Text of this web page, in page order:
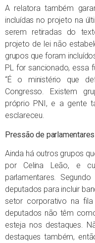
A relatora também
incluídas no projeto na
serem retiradas do
projeto de lei não
grupos que foram
PL for sancionado, essa
“É o ministério que
Congresso. Existem
próprio PNI, e a gente
esclareceu.
Pressão de parlamentares
Ainda há outros grupos
por Celina Leão, e
parlamentares.
deputados para incluir
setor corporativo na
deputados não têm
esteja nos destaques.
destaques também,